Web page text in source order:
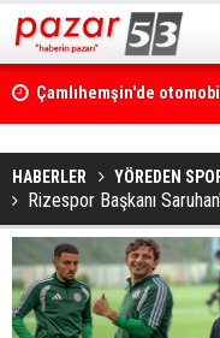
Çamlıhemşin'de
HABERLER YÖREDEN
Rizespor Başkanı